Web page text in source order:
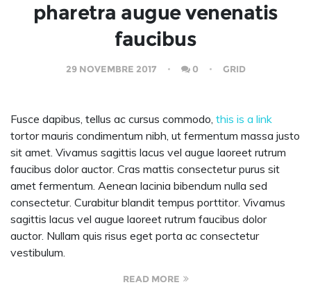
pharetra augue venenatis
faucibus
29 NOVEMBRE 2017 0 GRID
Fusce dapibus, tellus ac cursus commodo, this is a link
tortor mauris condimentum nibh, ut fermentum massa justo
sit amet. Vivamus sagittis lacus vel augue laoreet rutrum
faucibus dolor auctor. Cras mattis consectetur purus sit
amet fermentum. Aenean lacinia bibendum nulla sed
consectetur. Curabitur blandit tempus porttitor. Vivamus
sagittis lacus vel augue laoreet rutrum faucibus dolor
auctor. Nullam quis risus eget porta ac consectetur
vestibulum.
READ MORE